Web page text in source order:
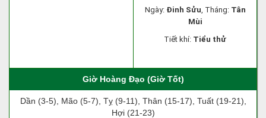
Ngày: Đinh Sửu, Tháng: Tân
Mùi
Tiết khí: Tiểu thử
Giờ Hoàng Đạo (Giờ Tốt)
Dần (3-5), Mão (5-7), Tỵ (9-11), Thân (15-17), Tuất (19-21),
Hợi (21-23)